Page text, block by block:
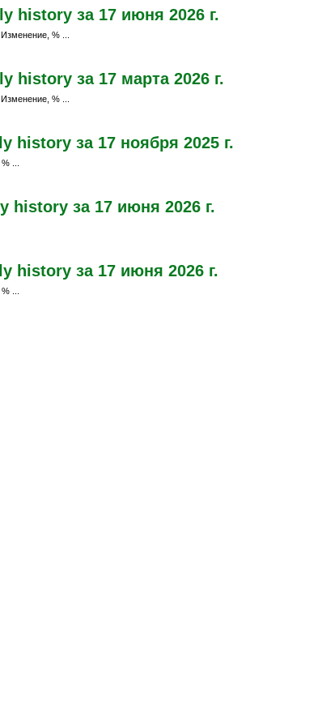
history за 17 июня 2026 г.
% ...
за 17 марта 2026 г.
% ...
за 17 ноября 2025 г.
...
за 17 июня 2026 г.
history за 17 июня 2026 г.
...